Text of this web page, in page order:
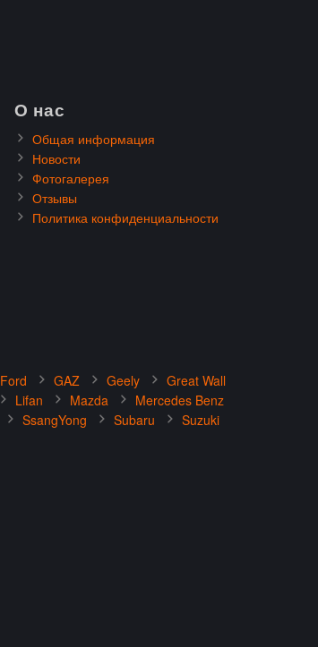
О нас
Общая информация
Новости
Фотогалерея
Отзывы
Политика конфиденциальности
Ford GAZ Geely
Great Wall
Lifan Mazda
Mercedes Benz
SsangYong Subaru
Suzuki